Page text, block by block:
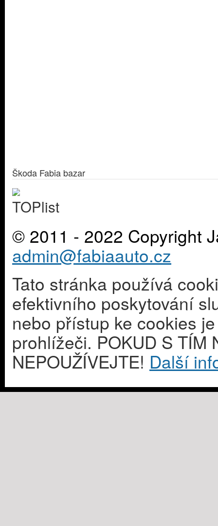
Škoda Fabia bazar
© 2011 - 2022 Copyright
admin@fabiaauto.cz
Tato stránka používá
efektivního poskytování
nebo přístup ke cookies
prohlížeči. POKUD S TÍM
NEPOUŽÍVEJTE! Další